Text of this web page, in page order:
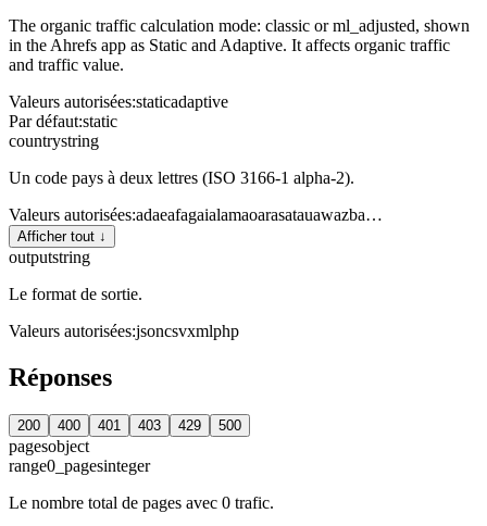
The organic traffic calculation mode: classic or ml_adjusted, shown
in the Ahrefs app as Static and Adaptive. It affects organic traffic
and traffic value.
Valeurs autorisées:staticadaptive
Par défaut:static
countrystring
Un code pays à deux lettres (ISO 3166-1 alpha-2).
Valeurs autorisées:adaeafagaialamaoarasatauawazba…
Afficher tout ↓
outputstring
Le format de sortie.
Valeurs autorisées:jsoncsvxmlphp
Réponses
200 400 401 403 429 500
pagesobject
range0_pagesinteger
Le nombre total de pages avec 0 trafic.